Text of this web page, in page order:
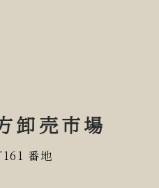
卸売市場
番地